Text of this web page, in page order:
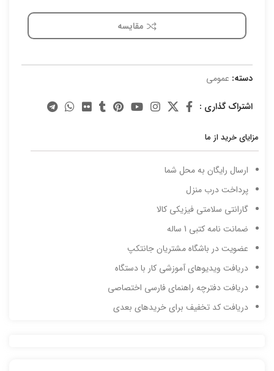
مقایسه
دسته: عمومی
اشتراک گذاری :
مزایای خرید از ما
ارسال رایگان به محل شما
پرداخت درب منزل
گارانتی سلامتی فیزیکی کالا
ضمانت نامه کتبی 1 ساله
عضویت در باشگاه مشتریان جانتکپ
دریافت ویدیوهای آموزشی کار با دستگاه
دریافت دفترچه راهنمای فارسی اختصاصی
دریافت کد تخفیف برای خریدهای بعدی